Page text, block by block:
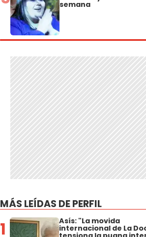
semana
MÁS LEÍDAS DE PERFIL
1 Asís: "La movida
internacional de La